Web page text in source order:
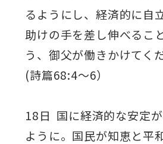
るようにし、経済的に自
助けの手を差し伸べるこ
う、御父が働きかけてく
(詩篇68:4～6）
18日 国に経済的な安定
ように。国民が知恵と平